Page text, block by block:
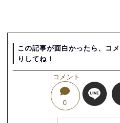
この記事が面白かったら、コ
りしてね！
コメント
0